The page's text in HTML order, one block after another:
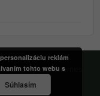
by uXL Themes
Kontakt
reklám
tohto webu s
Súhlasím